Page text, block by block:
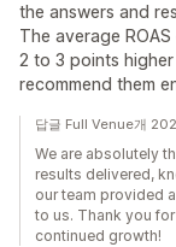
the answers and
The average
2 to 3 points
recommend them
답글 Full Venue개
We are absolutely
results delivered,
our team provided
to us. Thank you
continued growth!